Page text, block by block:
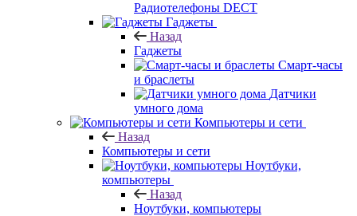
Радиотелефоны DECT
Гаджеты
Назад
Гаджеты
Смарт-часы
и браслеты
Датчики
умного дома
Компьютеры и сети
Назад
Компьютеры и сети
Ноутбуки,
компьютеры
Назад
Ноутбуки, компьютеры